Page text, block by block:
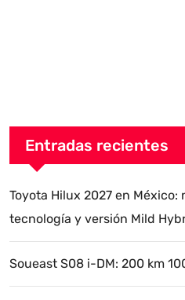
Entradas recientes
Toyota Hilux 2027 en México:
tecnología y versión Mild
Soueast S08 i-DM: 200 km